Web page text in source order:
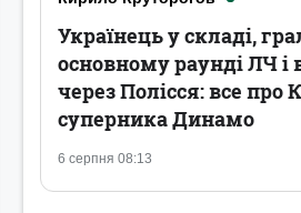
6 серпня 08:13
Українець у складі,
основному раунді ЛЧ і
через Полісся: все про
суперника Динамо